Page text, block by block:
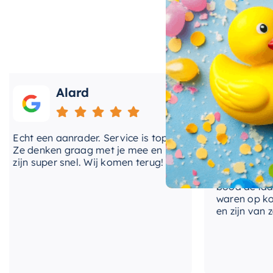
hoogwaardig linen, garandeert dit
kleur geeft het bad een
te combineren met verschillende interieurstijlen en
merk Mondiaz, bent u verzekerd van kwaliteit en
Naast de esthetische voordelen, is het Mondiaz
gladde oppervlak is gemakkelijk schoon te maken
duurzaamheid van het product. Met de Mondiaz
badkamer een luxueuze spa in uw eigen huis.
Alard
een aanrader. Service is top!
denken graag met je mee en
super snel. Wij komen terug!
Roos
Onlangs heb ik
kranen van
BadenVloer. Ik
prijzen
bood de
waren op korte
en zijn van